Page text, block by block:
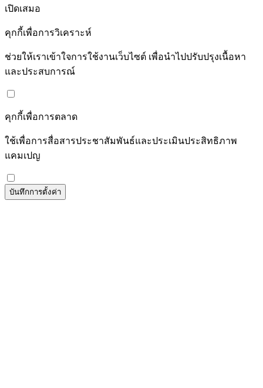
เปิดเสมอ
คุกกี้เพื่อการวิเคราะห์
ช่วยให้เราเข้าใจการใช้งานเว็บไซต์ เพื่อนำไปปรับปรุงเนื้อหา
และประสบการณ์
คุกกี้เพื่อการตลาด
ใช้เพื่อการสื่อสารประชาสัมพันธ์และประเมินประสิทธิภาพ
แคมเปญ
บันทึกการตั้งค่า